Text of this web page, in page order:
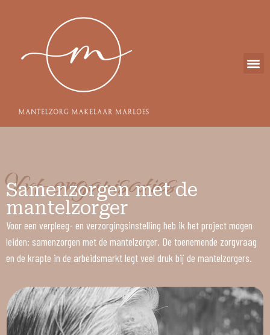
Vvt-organisaties
Samenzorgen met de
mantelzorger
Voor een verpleeg- en verzorgingsinstelling heb ik het project mogen
leiden: samenzorgen met de mantelzorger. De toenemende zorgvraag
en de krapte in de arbeidsmarkt legt veel druk bij de mantelzorgers.